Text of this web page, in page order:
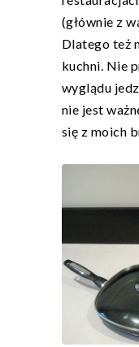
(głównie z
Dlatego też
kuchni. Nie
wyglądu
nie jest
się z moich